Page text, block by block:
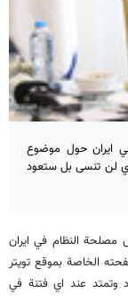
ايران حول موضوع
ديسمبر على موقع تويتر، قائلا أن ملحمة 9 دي لن تنسى بل ستعود
النظام في ايران
9 دي (30 ديسمبر) بصفحته الخاصة بموقع تويتر
تنعاد وتمتد عند اي فتنة في